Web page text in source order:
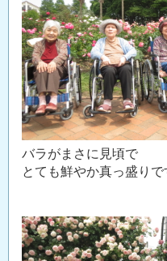
バラがまさに見頃で
とても鮮やか真っ盛りで